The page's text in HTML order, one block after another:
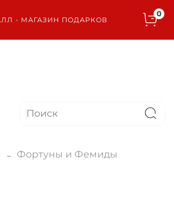
- МАГАЗИН ПОДАРКОВ
0
Фортуны и Фемиды